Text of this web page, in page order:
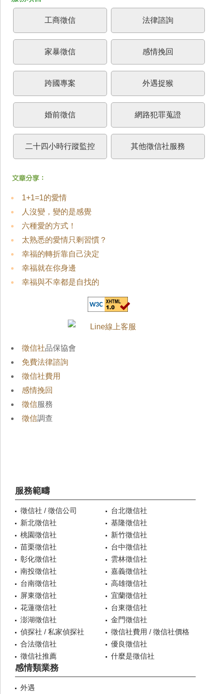
工商徵信 法律諮詢
家暴徵信 感情挽回
跨國專案 外遇捉猴
婚前徵信 網路犯罪蒐證
二十四小時行蹤監控 其他徵信社服務
1+1=1的愛情
人沒變，變的是感覺
六種愛的方式！
太熟悉的愛情只剩習慣？
幸福的轉折靠自己決定
幸福就在你身邊
幸福與不幸都是自找的
徵信社品保協會
免費法律諮詢
徵信社費用
感情挽回
徵信服務
徵信調查
服務範疇
徵信社 / 徵信公司
台北徵信社
新北徵信社
基隆徵信社
桃園徵信社
新竹徵信社
苗栗徵信社
台中徵信社
彰化徵信社
雲林徵信社
南投徵信社
嘉義徵信社
台南徵信社
高雄徵信社
屏東徵信社
宜蘭徵信社
花蓮徵信社
台東徵信社
澎湖徵信社
金門徵信社
偵探社 / 私家偵探社
徵信社費用 / 徵信社價格
合法徵信社
優良徵信社
徵信社推薦
什麼是徵信社
感情類業務
外遇